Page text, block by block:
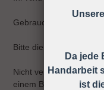
Gebrauchsanweisung
Bitte die Schnullerkette
Nicht verwenden, wenn
einem Bett oder einer
Da jede
Handarbeit
ist